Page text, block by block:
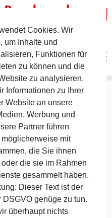
um Pommelsbrunn
.GPX
/Wegbeschreibungvontk
Datei-Anzahl1
Cookies. Wir
um Inhalte und
Funktionen für
zu können und die
zu analysieren.
Informationen zu Ihrer
Website an unsere
Werbung und
Partner führen
mit
die Sie ihnen
die sie im Rahmen
gesammelt haben.
Dieser Text ist der
DSGVO genüge zu tun.
überhaupt nichts